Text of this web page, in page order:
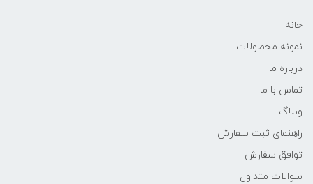
خانه
نمونه محصولات
درباره ما
تماس با ما
وبلاگ
راهنمای ثبت سفارش
توافق سفارش
سوالات متداول